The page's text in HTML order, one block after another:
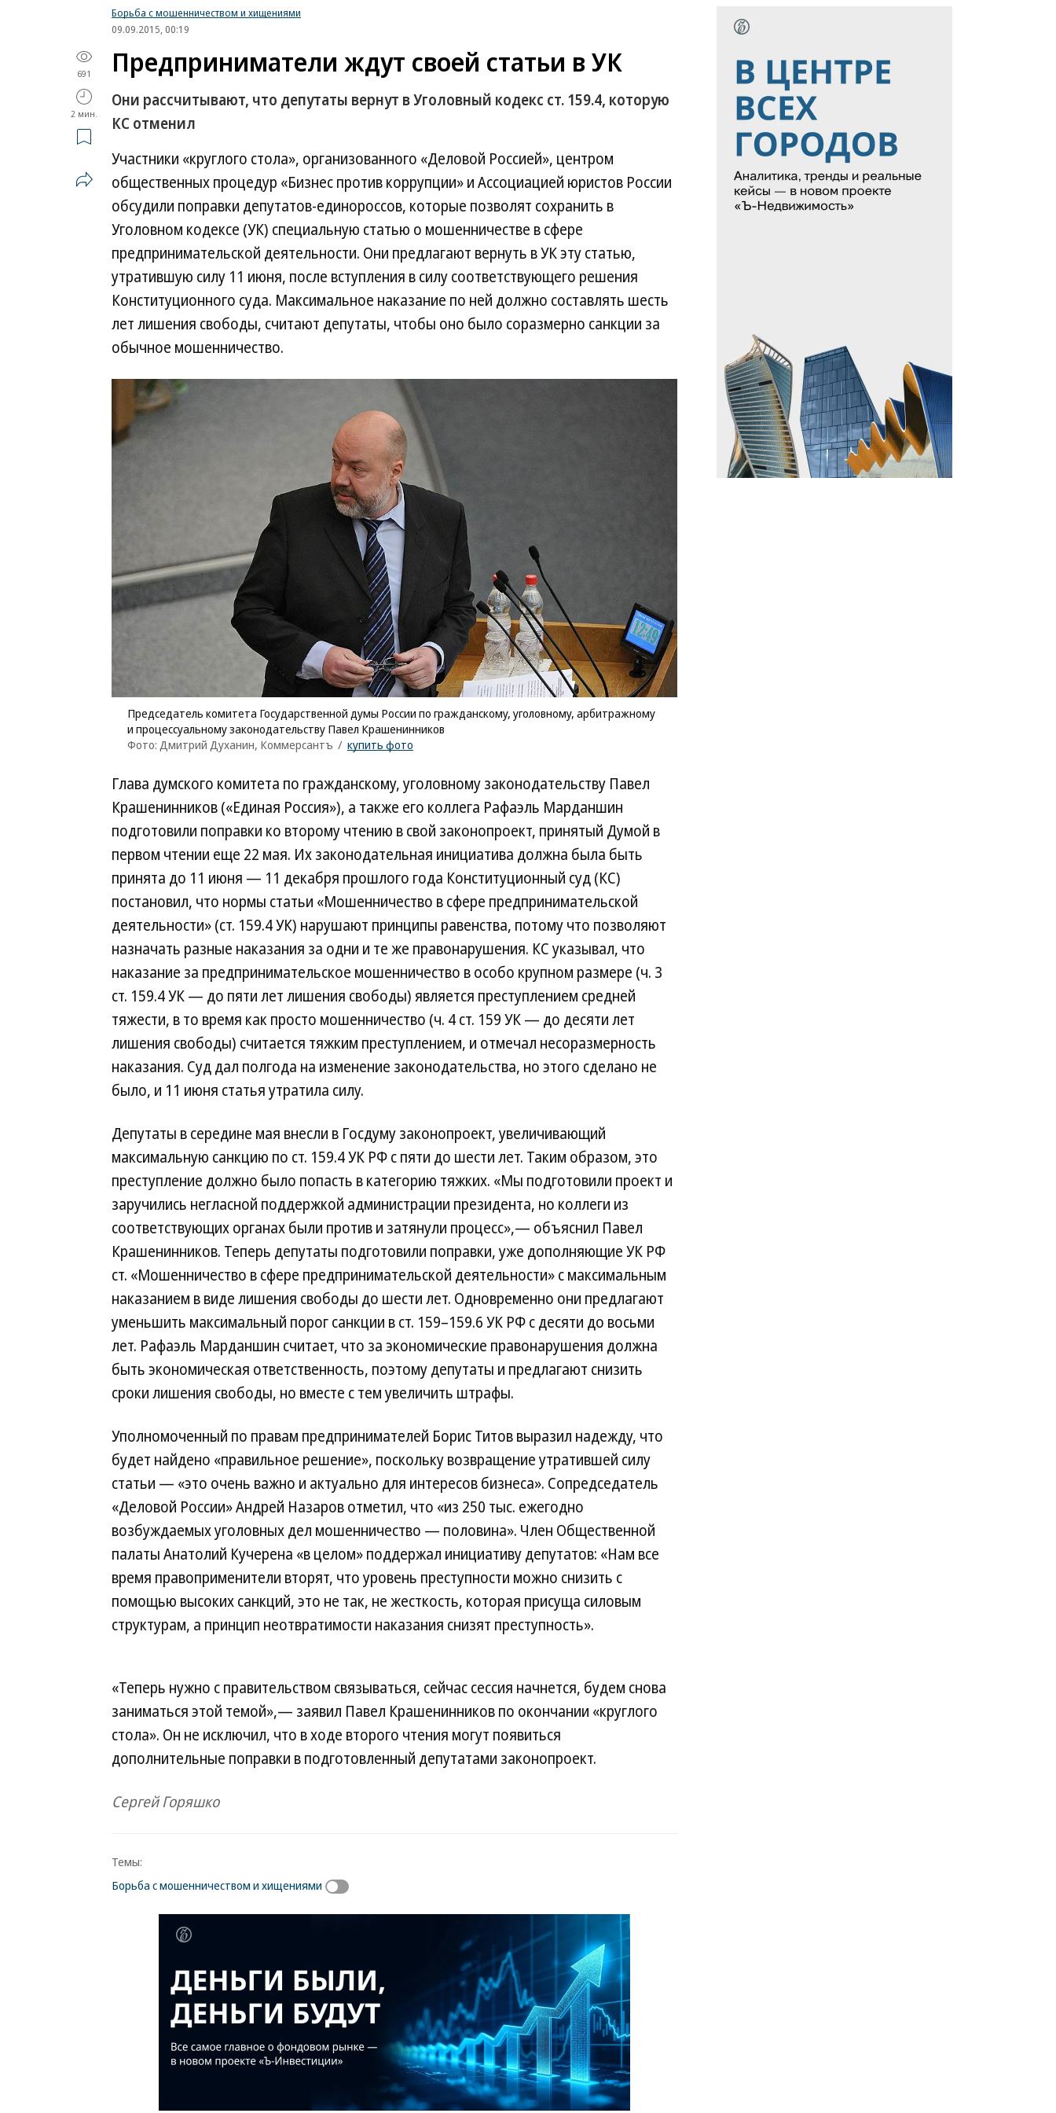
Борьба с мошенничеством и хищениями
09.09.2015, 00:19
691
2 мин.
Предприниматели ждут своей статьи в УК
Они рассчитывают, что депутаты вернут в Уголовный кодекс ст. 159.4, которую
КС отменил
Участники «круглого стола», организованного «Деловой Россией», центром
общественных процедур «Бизнес против коррупции» и Ассоциацией юристов России
обсудили поправки депутатов-единороссов, которые позволят сохранить в
Уголовном кодексе (УК) специальную статью о мошенничестве в сфере
предпринимательской деятельности. Они предлагают вернуть в УК эту статью,
утратившую силу 11 июня, после вступления в силу соответствующего решения
Конституционного суда. Максимальное наказание по ней должно составлять шесть
лет лишения свободы, считают депутаты, чтобы оно было соразмерно санкции за
обычное мошенничество.
Председатель комитета Государственной думы России по гражданскому, уголовному, арбитражному
и процессуальному законодательству Павел Крашенинников
Фото: Дмитрий Духанин, Коммерсантъ / купить фото
Глава думского комитета по гражданскому, уголовному законодательству Павел
Крашенинников («Единая Россия»), а также его коллега Рафаэль Марданшин
подготовили поправки ко второму чтению в свой законопроект, принятый Думой в
первом чтении еще 22 мая. Их законодательная инициатива должна была быть
принята до 11 июня — 11 декабря прошлого года Конституционный суд (КС)
постановил, что нормы статьи «Мошенничество в сфере предпринимательской
деятельности» (ст. 159.4 УК) нарушают принципы равенства, потому что позволяют
назначать разные наказания за одни и те же правонарушения. КС указывал, что
наказание за предпринимательское мошенничество в особо крупном размере (ч. 3
ст. 159.4 УК — до пяти лет лишения свободы) является преступлением средней
тяжести, в то время как просто мошенничество (ч. 4 ст. 159 УК — до десяти лет
лишения свободы) считается тяжким преступлением, и отмечал несоразмерность
наказания. Суд дал полгода на изменение законодательства, но этого сделано не
было, и 11 июня статья утратила силу.
Депутаты в середине мая внесли в Госдуму законопроект, увеличивающий
максимальную санкцию по ст. 159.4 УК РФ с пяти до шести лет. Таким образом, это
преступление должно было попасть в категорию тяжких. «Мы подготовили проект и
заручились негласной поддержкой администрации президента, но коллеги из
соответствующих органах были против и затянули процесс»,— объяснил Павел
Крашенинников. Теперь депутаты подготовили поправки, уже дополняющие УК РФ
ст. «Мошенничество в сфере предпринимательской деятельности» с максимальным
наказанием в виде лишения свободы до шести лет. Одновременно они предлагают
уменьшить максимальный порог санкции в ст. 159–159.6 УК РФ с десяти до восьми
лет. Рафаэль Марданшин считает, что за экономические правонарушения должна
быть экономическая ответственность, поэтому депутаты и предлагают снизить
сроки лишения свободы, но вместе с тем увеличить штрафы.
Уполномоченный по правам предпринимателей Борис Титов выразил надежду, что
будет найдено «правильное решение», поскольку возвращение утратившей силу
статьи — «это очень важно и актуально для интересов бизнеса». Сопредседатель
«Деловой России» Андрей Назаров отметил, что «из 250 тыс. ежегодно
возбуждаемых уголовных дел мошенничество — половина». Член Общественной
палаты Анатолий Кучерена «в целом» поддержал инициативу депутатов: «Нам все
время правоприменители вторят, что уровень преступности можно снизить с
помощью высоких санкций, это не так, не жесткость, которая присуща силовым
структурам, а принцип неотвратимости наказания снизят преступность».
«Теперь нужно с правительством связываться, сейчас сессия начнется, будем снова
заниматься этой темой»,— заявил Павел Крашенинников по окончании «круглого
стола». Он не исключил, что в ходе второго чтения могут появиться
дополнительные поправки в подготовленный депутатами законопроект.
Сергей Горяшко
Темы:
Борьба с мошенничеством и хищениями